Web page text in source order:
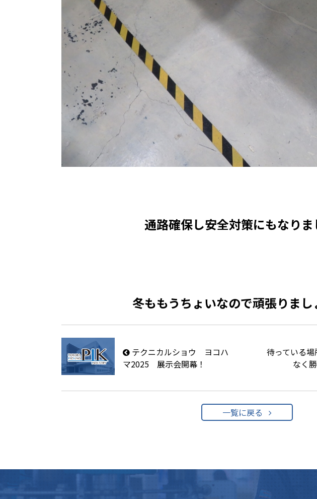
通路確保し安全対策にもなり
冬ももうちょいなので頑張りまし
テクニカルショウ ヨコハ
マ2025 展示会開幕！
待っている
なく
一覧に戻る